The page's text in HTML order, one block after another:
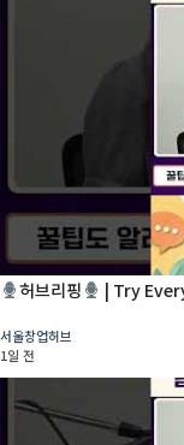
허브리핑 | Try
서울창업허브
1일 전